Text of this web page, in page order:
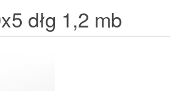
dłg 1,2 mb